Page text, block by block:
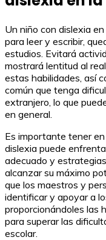
Un niño con dislexia
para leer y escribir,
estudios. Evitará
mostrará lentitud al
estas habilidades, así
común que tenga
extranjero, lo que
en general.
Es importante tener
dislexia puede
adecuado y
alcanzar su máximo
que los maestros y
identificar y apoyar a
proporcionándoles las
para superar las
escolar.